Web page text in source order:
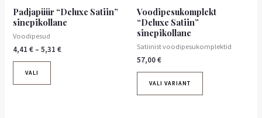
Padjapüür “Deluxe Satiin”
sinepikollane
Voodipesud
4,41€ – 5,31€
VALI
tootelehel.
Voodipesukomplekt
“Deluxe Satiin”
sinepikollane
Satiinist voodipesukomplektid
57,00€
VALI VARIANT